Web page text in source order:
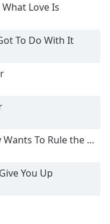
Love Is
To Do With It
To Rule the World
You Up